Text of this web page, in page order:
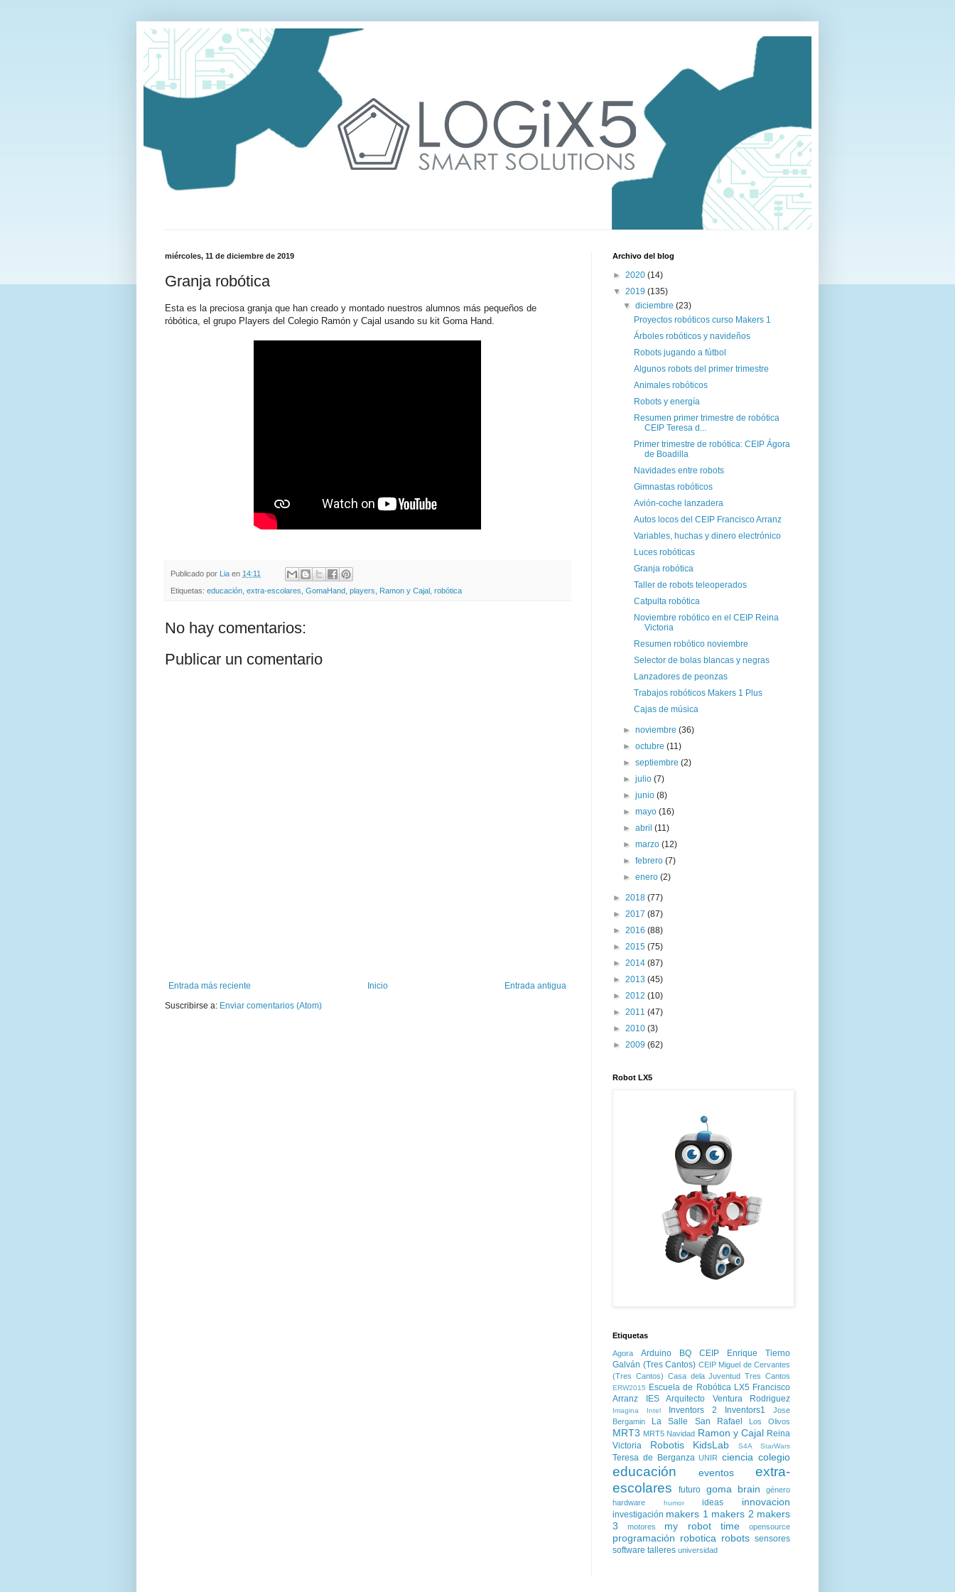
miércoles, 11 de diciembre de 2019
Granja robótica
Esta es la preciosa granja que han creado y montado nuestros alumnos más pequeños de
róbótica, el grupo Players del Colegio Ramón y Cajal usando su kit Goma Hand.
Publicado por Lia en 14:11
Etiquetas: educación extra-escolares GomaHand players Ramon y Cajal robótica
No hay comentarios:
Publicar un comentario
Entrada más reciente Entrada antigua
Inicio
Suscribirse a: Enviar comentarios (Atom)
Archivo del blog
► 2020 (14)
▼ 2019 (135)
▼diciembre(23)
Proyectos robóticos curso Makers 1
Árboles robóticos y navideños
Robots jugando a fútbol
Algunos robots del primer trimestre
Animales robóticos
Robots y energía
Resumen primer trimestre de robótica
CEIP Teresa d...
Primer trimestre de robótica: CEIP Ágora
de Boadilla
Navidades entre robots
Gimnastas robóticos
Avión-coche lanzadera
Autos locos del CEIP Francisco Arranz
Variables, huchas y dinero electrónico
Luces robóticas
Granja robótica
Taller de robots teleoperados
Catpulta robótica
Noviembre robótico en el CEIP Reina
Victoria
Resumen robótico noviembre
Selector de bolas blancas y negras
Lanzadores de peonzas
Trabajos robóticos Makers 1 Plus
Cajas de música
►noviembre(36)
►octubre(11)
►septiembre(2)
►julio(7)
►junio(8)
►mayo(16)
►abril(11)
►marzo(12)
►febrero(7)
►enero(2)
► 2018 (77)
► 2017 (87)
► 2016 (88)
► 2015 (75)
► 2014 (87)
► 2013 (45)
► 2012 (10)
► 2011 (47)
► 2010 (3)
► 2009 (62)
Robot LX5
Etiquetas
Agora Arduino BQ
CEIP Enrique Tierno
Galván (Tres Cantos) CEIP Miguel de Cervantes
(Tres Cantos) Casa dela Juventud Tres Cantos
ERW2015 Escuela de Robótica LX5 Francisco
Arranz
IES Arquitecto Ventura Rodriguez
Imagina Intel Inventors 2 Inventors1
Jose
Bergamin
La Salle San Rafael Los Olivos
MRT3 MRT5 Navidad Ramon y Cajal Reina
Victoria
Robotis KidsLab S4A StarWars
Teresa de Berganza UNIR ciencia colegio
educación eventos
extra-
escolares
futuro goma brain
género
hardware
humor ideas innovacion
investigación makers 1 makers 2 makers
3
motores my robot time opensource
programación robotica robots sensores
software talleres universidad